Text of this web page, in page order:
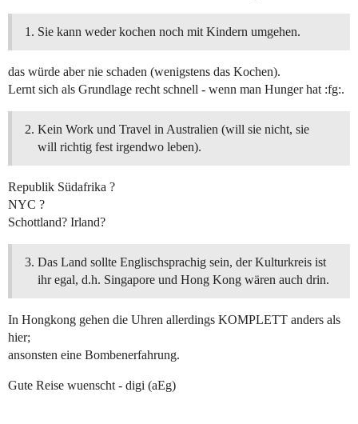
Sie kann weder kochen noch mit Kindern umgehen.
das würde aber nie schaden (wenigstens das Kochen).
Lernt sich als Grundlage recht schnell - wenn man Hunger hat :fg:.
Kein Work und Travel in Australien (will sie nicht, sie
will richtig fest irgendwo leben).
Republik Südafrika ?
NYC ?
Schottland? Irland?
Das Land sollte Englischsprachig sein, der Kulturkreis ist
ihr egal, d.h. Singapore und Hong Kong wären auch drin.
In Hongkong gehen die Uhren allerdings KOMPLETT anders als
hier;
ansonsten eine Bombenerfahrung.
Gute Reise wuenscht - digi (aEg)